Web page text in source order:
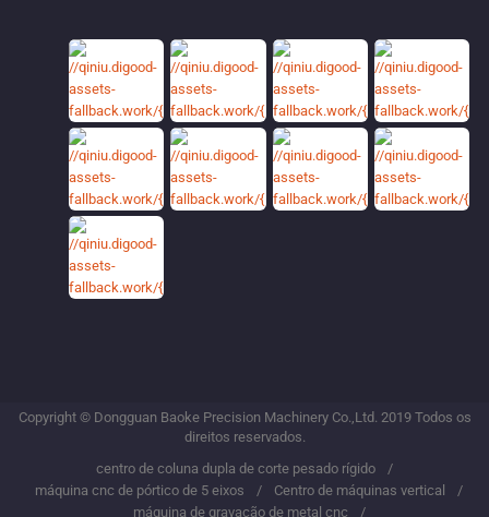
Copyright © Dongguan Baoke Precision Machinery Co.,Ltd. 2019 Todos os
direitos reservados.
centro de coluna dupla de corte pesado rígido
máquina cnc de pórtico de 5 eixos
Centro de máquinas vertical
máquina de gravação de metal cnc